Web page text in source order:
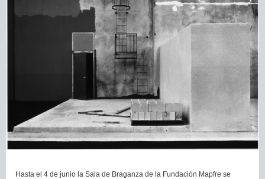
Hasta el 4 de junio la Sala de Braganza de la Fundación Mapfre se